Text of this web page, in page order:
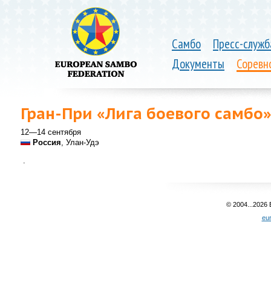
Самбо
Пресс-
Документы
Гран-При «Лига боевого самбо»
12—14 сентября
Россия, Улан-Удэ
© 2004...2026